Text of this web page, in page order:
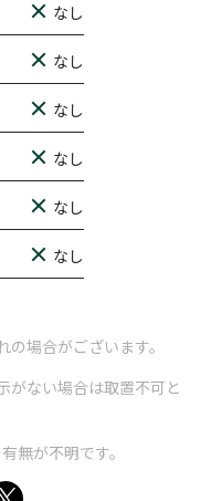
なし
なし
なし
なし
なし
なし
場合がございます。
がない場合は取置不可と
無が不明です。